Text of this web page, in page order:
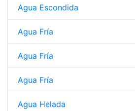
Agua Escondida
Agua Fría
Agua Fría
Agua Fría
Agua Helada